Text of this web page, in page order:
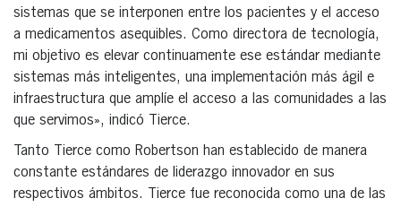
sistemas que se interponen entre los pacientes y el acceso
a medicamentos asequibles. Como directora de tecnología,
mi objetivo es elevar continuamente ese estándar mediante
sistemas más inteligentes, una implementación más ágil e
infraestructura que amplíe el acceso a las comunidades a las
que servimos», indicó Tierce.
Tanto Tierce como Robertson han establecido de manera
constante estándares de liderazgo innovador en sus
respectivos ámbitos. Tierce fue reconocida como una de las